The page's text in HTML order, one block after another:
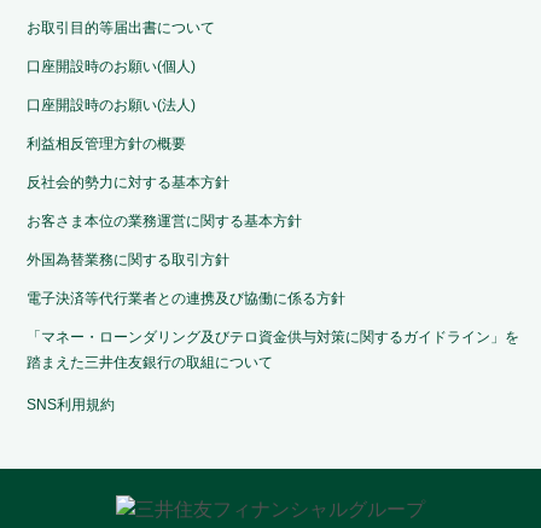
お取引目的等届出書について
口座開設時のお願い(個人)
口座開設時のお願い(法人)
利益相反管理方針の概要
反社会的勢力に対する基本方針
お客さま本位の業務運営に関する基本方針
外国為替業務に関する取引方針
電子決済等代行業者との連携及び協働に係る方針
「マネー・ローンダリング及びテロ資金供与対策に関するガイドライン」を
踏まえた三井住友銀行の取組について
SNS利用規約